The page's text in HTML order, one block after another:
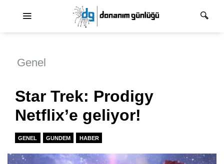
Genel
Star Trek: Prodigy
Netflix’e geliyor!
GENEL GUNDEM HABER